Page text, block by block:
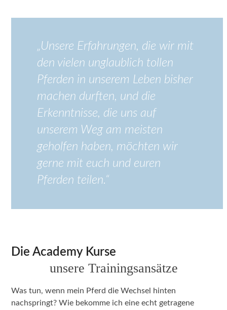
„Unsere Erfahrungen, die wir mit
den vielen unglaublich tollen
Pferden in unserem Leben bisher
machen durften, und die
Erkenntnisse, die uns auf
unserem Weg am meisten
geholfen haben, möchten wir
gerne mit euch und euren
Pferden teilen.“
Die Academy Kurse
unsere Trainingsansätze
Was tun, wenn mein Pferd die Wechsel hinten
nachspringt? Wie bekomme ich eine echt getragene